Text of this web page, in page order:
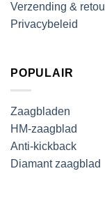
Verzending &
Privacybeleid
POPULAIR
Zaagbladen
HM-zaagblad
Anti-kickback
Diamant zaagblad